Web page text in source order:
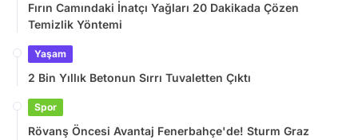
Fırın Camındaki İnatçı Yağları 20 Dakikada Çözen
Temizlik Yöntemi
Yaşam
2 Bin Yıllık Betonun Sırrı Tuvaletten Çıktı
Spor
Rövanş Öncesi Avantaj Fenerbahçe'de! Sturm Graz